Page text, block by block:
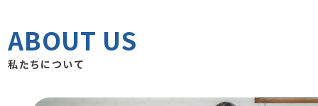
ABOUT US
私たちについて